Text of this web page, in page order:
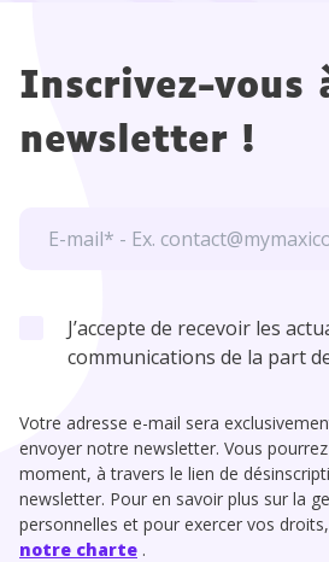
Inscrivez-vous
newsletter !
J’accepte de recevoir les
communications de la part
Votre adresse e-mail sera
envoyer notre newsletter. Vous
moment, à travers le lien de
newsletter. Pour en savoir plus sur la
personnelles et pour exercer vos
notre charte .